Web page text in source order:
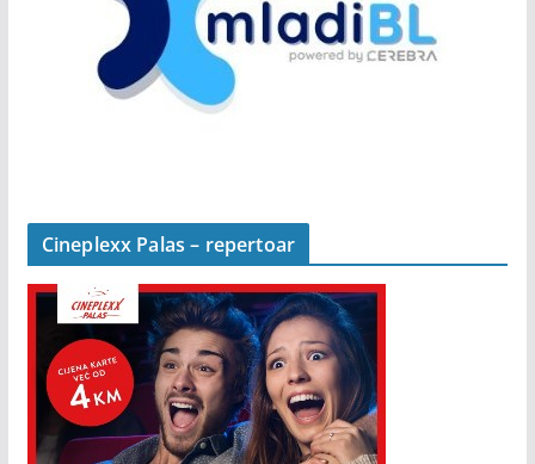
Cineplexx Palas – repertoar